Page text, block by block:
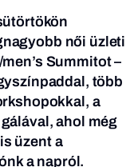
női üzleti
Summitot–
több
a
ahol még
üzent a
a napról.